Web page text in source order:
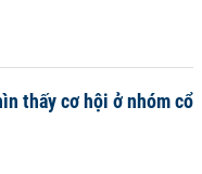
thấy cơ hội ở nhóm cổ